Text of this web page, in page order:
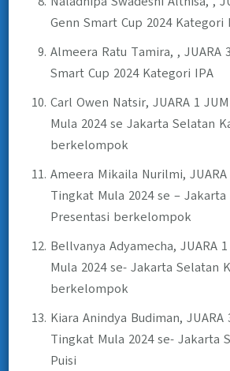
Genn Smart Cup 2024 Kategori
Almeera Ratu Tamira, , JUARA
Smart Cup 2024 Kategori IPA
Carl Owen Natsir, JUARA 1
Mula 2024 se Jakarta Selatan
berkelompok
Ameera Mikaila Nurilmi, JUARA
Tingkat Mula 2024 se –
Presentasi berkelompok
Bellvanya Adyamecha, JUARA
Mula 2024 se- Jakarta Selatan
berkelompok
Kiara Anindya Budiman, JUARA
Tingkat Mula 2024 se- Jakarta
Puisi